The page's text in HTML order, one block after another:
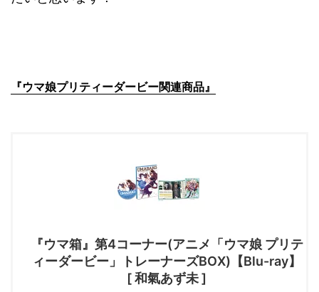
『ウマ娘プリティーダービー関連商品』
『ウマ箱』第4コーナー(アニメ「ウマ娘 プリテ
ィーダービー」トレーナーズBOX)【Blu-ray】
[ 和氣あず未 ]